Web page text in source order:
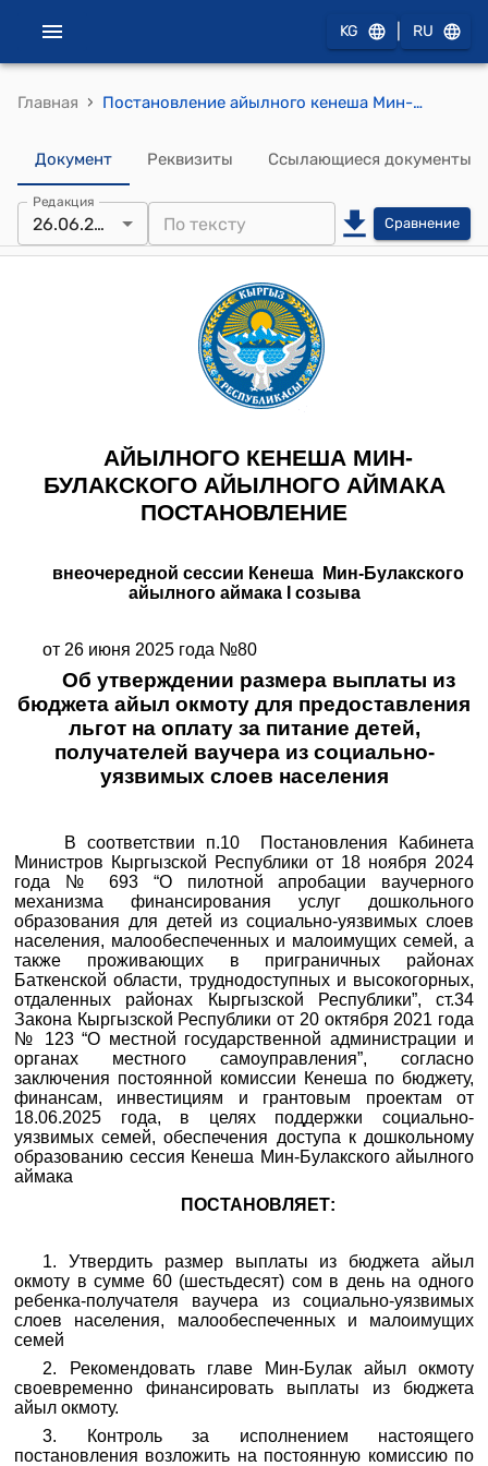
KG RU
Главная › Постановление айылного кенеша Мин-Булакского айылного аймака от 26 июня 2025 года №80 "Об утверждении размера выплаты из бюджета айыл окмоту для предоставления льгот на оплату за питание детей, получателей ваучера из социально-уязвимых слоев населения"
Документ Реквизиты Ссылающиеся документы
Редакция
26.06.2025 Сравнение